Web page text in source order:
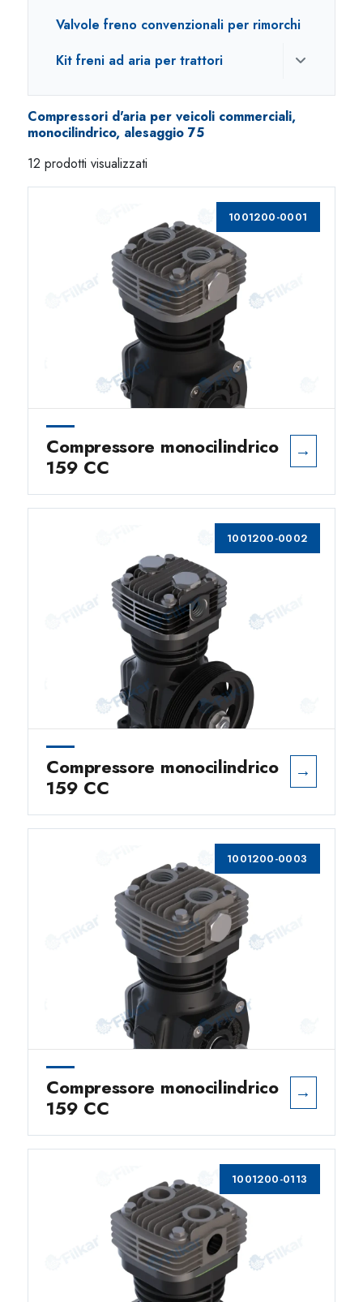
Valvole freno convenzionali per rimorchi
Kit freni ad aria per trattori
Compressori d'aria per veicoli commerciali,
monocilindrico, alesaggio 75
12 prodotti visualizzati
1001200-0001
Compressore monocilindrico
159 CC
→
1001200-0002
Compressore monocilindrico
159 CC
→
1001200-0003
Compressore monocilindrico
159 CC
→
1001200-0113